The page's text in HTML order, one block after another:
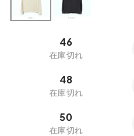
46
在庫切れ
48
在庫切れ
50
在庫切れ